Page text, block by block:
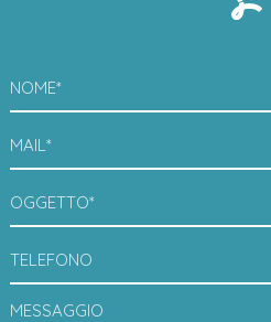
NOME*
MAIL*
OGGETTO*
TELEFONO
MESSAGGIO